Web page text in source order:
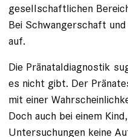
gesellschaftlichen
Bei Schwangerschaft
auf.
Die Pränataldiagnostik
es nicht gibt. Der
mit einer
Doch auch bei einem
Untersuchungen keine